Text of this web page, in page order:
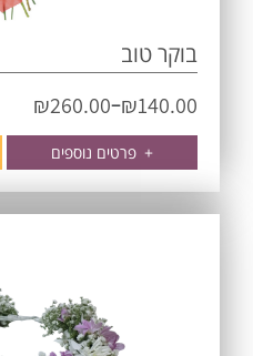
בוקר טוב
₪140.00
–
₪260.00
+ פרטים נוספים